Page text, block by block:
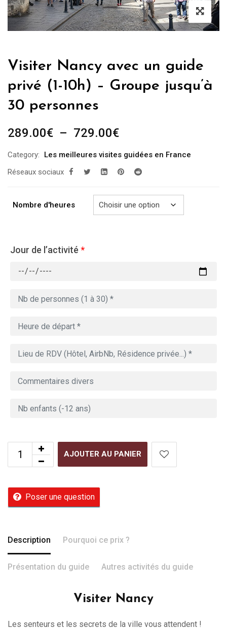
Visiter Nancy avec un guide
privé (1-10h) – Groupe jusqu’à
30 personnes
289.00€ – 729.00€Plage
prix :
289.00€
729.00€
Category:
Les meilleures visites guidées en France
Réseaux sociaux
Nombre d'heures
Jour de l’activité *
AJOUTER AU PANIER
Poser une question
Description Pourquoi ce prix ?
Présentation du guide Autres activités du guide
Visiter Nancy
Les senteurs et les secrets de la ville vous attendent !